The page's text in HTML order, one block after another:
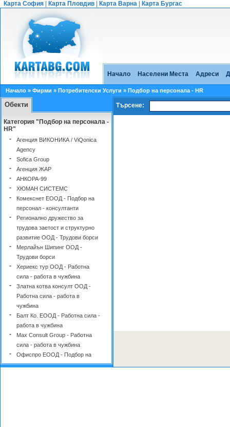
Карта София Карта Пловдив Карта Варна Карта Бургас
Начало Населени Места Адреси
Начало » Фирми » Потребителски Услуги » Подбор на персонала - HR
Обекти
Категория "Подбор на персонала -
HR"
-
Агенция ВИКОНИКА / ViQonica
Agency
- Sofica Group
- Агенция ЖАР
- АНКОРА-99
- ХЮМАН СИСТЕМС
-
Комекснет ЕООД - Подбор на
персонал - консултанти
-
Регионално дружество за
трудова заетост и структурно
развитие ООД - Трудови борси
-
Мерлайън Шипинг ООД -
Трудови борси
-
Хериекс тур ООД - Работна
сила - работа в чужбина
-
Златна котва консулт ООД -
Работна сила - работа в
чужбина
-
Балт Ко. ЕООД - Работна сила -
работа в чужбина
-
Max Consult Group - Работна
сила - работа в чужбина
-
Офиспро ЕООД - Подбор на
персонал - консултанти
Търсене: